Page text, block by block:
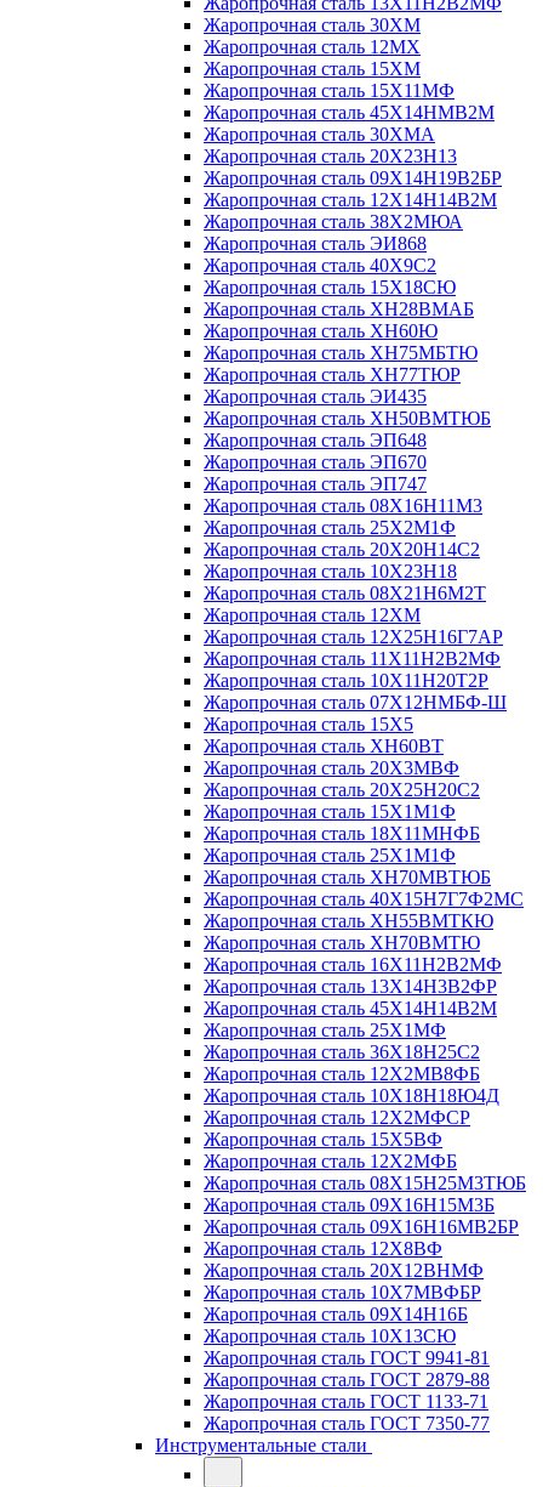
Жаропрочная сталь 30ХМ
Жаропрочная сталь 12МХ
Жаропрочная сталь 15ХМ
Жаропрочная сталь 15Х11МФ
Жаропрочная сталь 45Х14НМВ2М
Жаропрочная сталь 30ХМА
Жаропрочная сталь 20Х23Н13
Жаропрочная сталь 09Х14Н19В2БР
Жаропрочная сталь 12Х14Н14В2М
Жаропрочная сталь 38Х2МЮА
Жаропрочная сталь ЭИ868
Жаропрочная сталь 40Х9С2
Жаропрочная сталь 15Х18СЮ
Жаропрочная сталь ХН28ВМАБ
Жаропрочная сталь ХН60Ю
Жаропрочная сталь ХН75МБТЮ
Жаропрочная сталь ХН77ТЮР
Жаропрочная сталь ЭИ435
Жаропрочная сталь ХН50ВМТЮБ
Жаропрочная сталь ЭП648
Жаропрочная сталь ЭП670
Жаропрочная сталь ЭП747
Жаропрочная сталь 08Х16Н11М3
Жаропрочная сталь 25Х2М1Ф
Жаропрочная сталь 20Х20Н14С2
Жаропрочная сталь 10Х23Н18
Жаропрочная сталь 08Х21Н6М2Т
Жаропрочная сталь 12ХМ
Жаропрочная сталь 12Х25Н16Г7АР
Жаропрочная сталь 11Х11Н2В2МФ
Жаропрочная сталь 10Х11Н20Т2Р
Жаропрочная сталь 07Х12НМБФ-Ш
Жаропрочная сталь 15Х5
Жаропрочная сталь ХН60ВТ
Жаропрочная сталь 20Х3МВФ
Жаропрочная сталь 20Х25Н20С2
Жаропрочная сталь 15Х1М1Ф
Жаропрочная сталь 18Х11МНФБ
Жаропрочная сталь 25Х1М1Ф
Жаропрочная сталь ХН70МВТЮБ
Жаропрочная сталь 40Х15Н7Г7Ф2МС
Жаропрочная сталь ХН55ВМТКЮ
Жаропрочная сталь ХН70ВМТЮ
Жаропрочная сталь 16Х11Н2В2МФ
Жаропрочная сталь 13Х14Н3В2ФР
Жаропрочная сталь 45Х14Н14В2М
Жаропрочная сталь 25Х1МФ
Жаропрочная сталь 36Х18Н25С2
Жаропрочная сталь 12Х2МВ8ФБ
Жаропрочная сталь 10Х18Н18Ю4Д
Жаропрочная сталь 12Х2МФСР
Жаропрочная сталь 15Х5ВФ
Жаропрочная сталь 12Х2МФБ
Жаропрочная сталь 08Х15Н25М3ТЮБ
Жаропрочная сталь 09Х16Н15М3Б
Жаропрочная сталь 09Х16Н16МВ2БР
Жаропрочная сталь 12Х8ВФ
Жаропрочная сталь 20Х12ВНМФ
Жаропрочная сталь 10Х7МВФБР
Жаропрочная сталь 09Х14Н16Б
Жаропрочная сталь 10Х13СЮ
Жаропрочная сталь ГОСТ 9941-81
Жаропрочная сталь ГОСТ 2879-88
Жаропрочная сталь ГОСТ 1133-71
Жаропрочная сталь ГОСТ 7350-77
Инструментальные стали